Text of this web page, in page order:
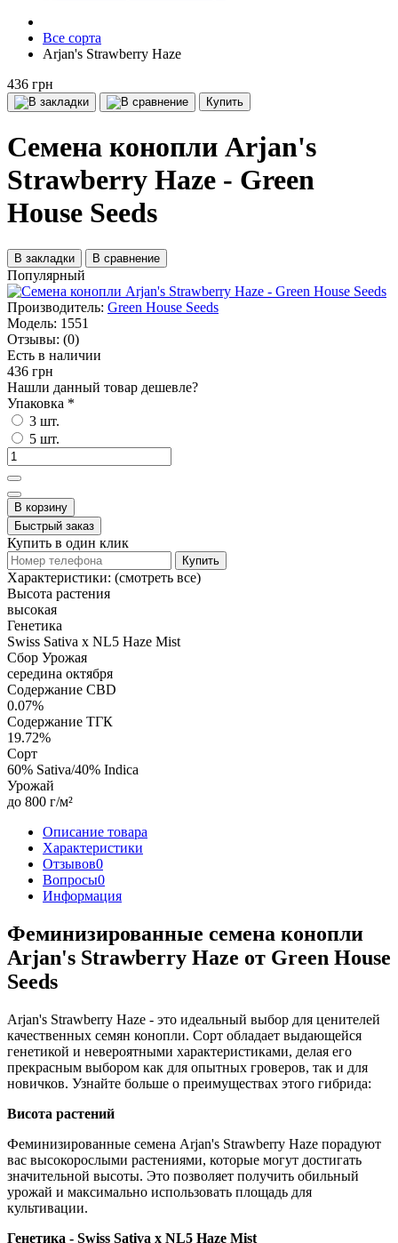
Все сорта
Arjan's Strawberry Haze
436 грн
Купить
Семена конопли Arjan's
Strawberry Haze - Green
House Seeds
В закладки В сравнение
Популярный
Производитель: Green House Seeds
Модель: 1551
Отзывы: (0)
Есть в наличии
436 грн
Нашли данный товар дешевле?
Упаковка *
3 шт.
5 шт.
В корзину
Быстрый заказ
Купить в один клик
Купить
Характеристики: (смотреть все)
Высота растения
высокая
Генетика
Swiss Sativa x NL5 Haze Mist
Сбор Урожая
середина октября
Содержание CBD
0.07%
Содержание ТГК
19.72%
Сорт
60% Sativa/40% Indica
Урожай
до 800 г/м²
Описание товара
Характеристики
Отзывов0
Вопросы0
Информация
Феминизированные семена конопли
Arjan's Strawberry Haze от Green House
Seeds
Arjan's Strawberry Haze - это идеальный выбор для ценителей
качественных семян конопли. Сорт обладает выдающейся
генетикой и невероятными характеристиками, делая его
прекрасным выбором как для опытных гроверов, так и для
новичков. Узнайте больше о преимуществах этого гибрида:
Висота растений
Феминизированные семена Arjan's Strawberry Haze порадуют
вас высокорослыми растениями, которые могут достигать
значительной высоты. Это позволяет получить обильный
урожай и максимально использовать площадь для
культивации.
Генетика - Swiss Sativa x NL5 Haze Mist